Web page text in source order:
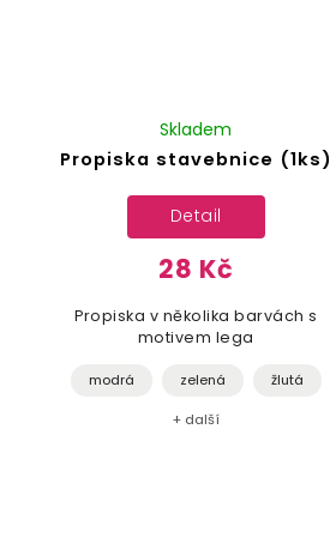
Propiska stavebnice (1ks)
Skladem
28 Kč
Detail
Propiska v několika barvách s
motivem lega
modrá zelená žlutá
+ další